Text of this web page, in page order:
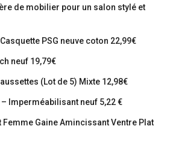
de mobilier pour un salon stylé et
Casquette PSG neuve coton 22,99€
neuf 19,79€
(Lot de 5) Mixte 12,98€
Imperméabilisant neuf 5,22 €
Femme Gaine Amincissant Ventre Plat